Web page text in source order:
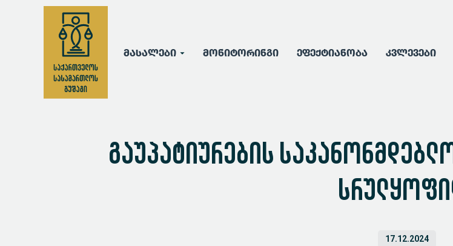
მასალები მონიტორინგი ეფექტიანობა კვლევები
გაუპატიურების
17.12.2024